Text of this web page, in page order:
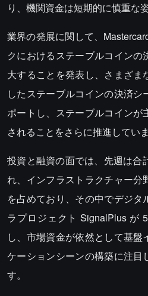
り、機関資金は短期的に慎重な
業界の発展に関して、
クにおけるステーブルコイン
大することを発表し、さまざ
したステーブルコインの決済
ポートし、ステーブルコインが
されることをさらに推進していま
投資と融資の面では、先週は合
れ、インフラストラクチャー分
を占めており、その中でデジタ
ラプロジェクト SignalPlus が
し、市場資金が依然として基盤
ケーションシーンの構築に注目
す。